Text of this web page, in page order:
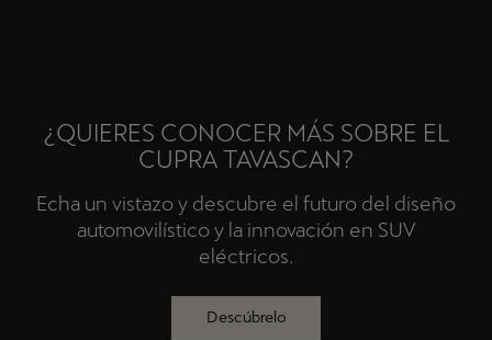
¿QUIERES CONOCER MÁS SOBRE EL
CUPRA TAVASCAN?
Echa un vistazo y descubre el futuro del diseño
automovilístico y la innovación en SUV
eléctricos.
Descúbrelo